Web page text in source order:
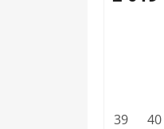
39 40